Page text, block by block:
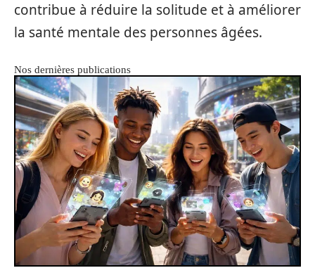
contribue à réduire la solitude et à améliorer
la santé mentale des personnes âgées.
Nos dernières publications